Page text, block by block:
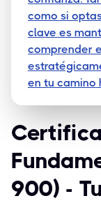
como si
clave es
comprender
en tu camino
900) -